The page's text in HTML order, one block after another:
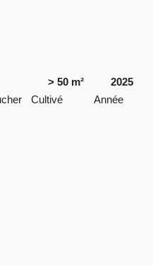
> 50 m²
Cultivé
2025
Année